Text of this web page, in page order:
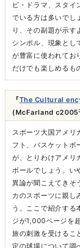
ビ・ドラマ、スタイ
でいる方は多いでし
り、その副題が示す
シンボル、現象とし
が豊富に使われてお
だけでも楽しめるも
『The Cultural
(McFarland c2005
スポーツ大国アメリ
フト、バスケットボ
が、とりわけアメリ
ボールでしょう。い
異論が聞こえてきそ
カのスポーツに親し
う。ここで紹介する
ジが1,000ページを
旅の刺激を受けるこ
定の球場について